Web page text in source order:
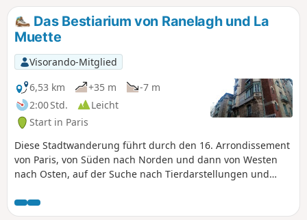
m
Das Bestiarium von Ranelagh und La
Muette
Visorando-Mitglied
6,53 km
+35 m
-7 m
2:00 Std.
Leicht
Start in Paris
Diese Stadtwanderung führt durch den 16. Arrondissement
von Paris, von Süden nach Norden und dann von Westen
nach Osten, auf der Suche nach Tierdarstellungen und
Arrondissement charakteristisch ist.